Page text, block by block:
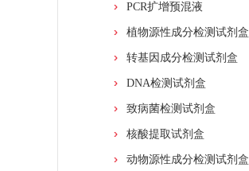
PCR扩增预混液
植物源性成分检测试剂盒
转基因成分检测试剂盒
DNA检测试剂盒
致病菌检测试剂盒
核酸提取试剂盒
动物源性成分检测试剂盒